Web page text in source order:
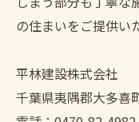
の住まいをご提供い
平林建設株式会社
千葉県夷隅郡大多喜